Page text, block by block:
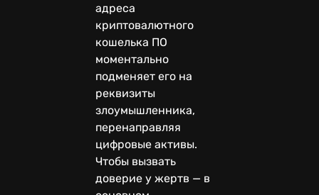
адреса
криптовалютного
кошелька ПО
моментально
подменяет его на
реквизиты
злоумышленника,
перенаправляя
цифровые активы.
Чтобы вызвать
доверие у жертв — в